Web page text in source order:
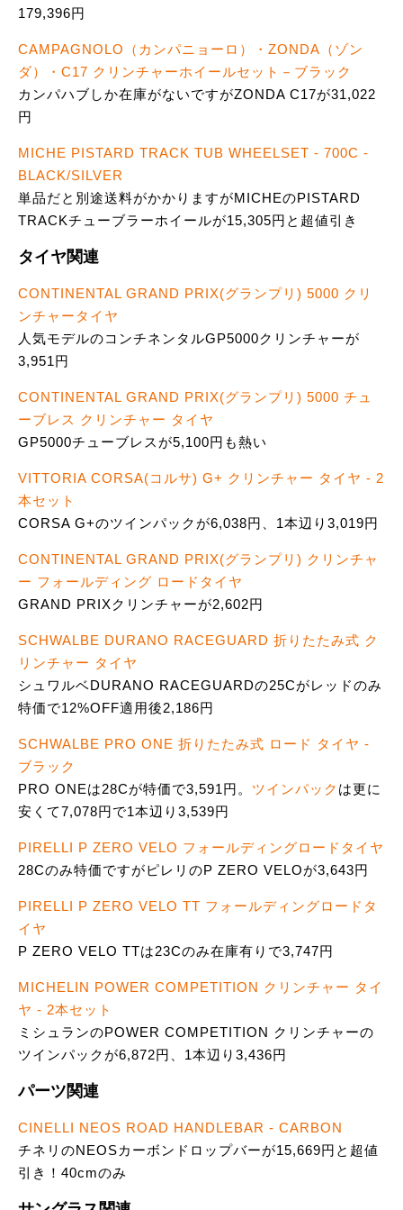
179,396円
CAMPAGNOLO（カンパニョーロ）・ZONDA（ゾン
ダ）・C17 クリンチャーホイールセット－ブラック
カンパハブしか在庫がないですがZONDA C17が31,022
円
MICHE PISTARD TRACK TUB WHEELSET - 700C -
BLACK/SILVER
単品だと別途送料がかかりますがMICHEのPISTARD
TRACKチューブラーホイールが15,305円と超値引き
タイヤ関連
CONTINENTAL GRAND PRIX(グランプリ) 5000 クリ
ンチャータイヤ
人気モデルのコンチネンタルGP5000クリンチャーが
3,951円
CONTINENTAL GRAND PRIX(グランプリ) 5000 チュ
ーブレス クリンチャー タイヤ
GP5000チューブレスが5,100円も熱い
VITTORIA CORSA(コルサ) G+ クリンチャー タイヤ - 2
本セット
CORSA G+のツインパックが6,038円、1本辺り3,019円
CONTINENTAL GRAND PRIX(グランプリ) クリンチャ
ー フォールディング ロードタイヤ
GRAND PRIXクリンチャーが2,602円
SCHWALBE DURANO RACEGUARD 折りたたみ式 ク
リンチャー タイヤ
シュワルベDURANO RACEGUARDの25Cがレッドのみ
特価で12%OFF適用後2,186円
SCHWALBE PRO ONE 折りたたみ式 ロード タイヤ -
ブラック
PRO ONEは28Cが特価で3,591円。 ツインパック は更に
安くて7,078円で1本辺り3,539円
PIRELLI P ZERO VELO フォールディングロードタイヤ
28Cのみ特価ですがピレリのP ZERO VELOが3,643円
PIRELLI P ZERO VELO TT フォールディングロードタ
イヤ
P ZERO VELO TTは23Cのみ在庫有りで3,747円
MICHELIN POWER COMPETITION クリンチャー タイ
ヤ - 2本セット
ミシュランのPOWER COMPETITION クリンチャーの
ツインパックが6,872円、1本辺り3,436円
パーツ関連
CINELLI NEOS ROAD HANDLEBAR - CARBON
チネリのNEOSカーボンドロップバーが15,669円と超値
引き！40cmのみ